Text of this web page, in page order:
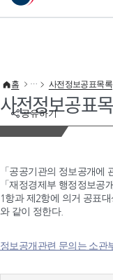
이 누리집은 대한민국 공식 전
공유하기
홈 사전정보공표목록
사전정보공표
「공공기관의 정보공개에
「재정경제부 행정정보공
1항과 제2항에 의거 공표
와 같이 정한다.
정보공개관련 문의는 소관